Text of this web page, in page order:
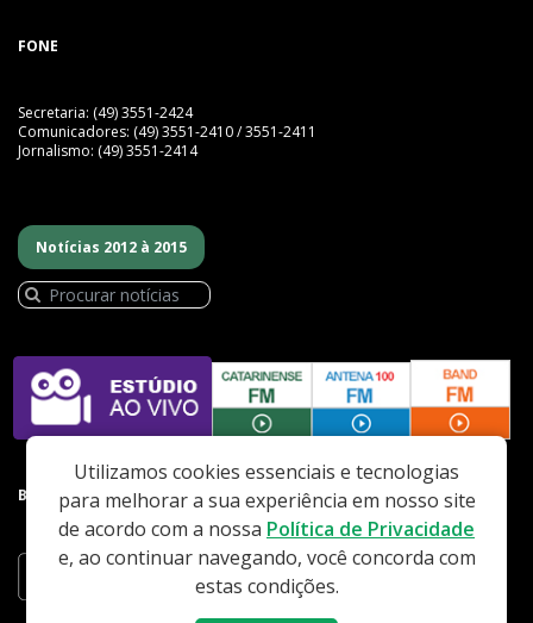
FONE
Secretaria: (49) 3551-2424
Comunicadores: (49) 3551-2410 / 3551-2411
Jornalismo: (49) 3551-2414
Notícias 2012 à 2015
BAIXE NOSSO APP
Utilizamos cookies essenciais e tecnologias
para melhorar a sua experiência em nosso site
de acordo com a nossa Política de Privacidade
e, ao continuar navegando, você concorda com
estas condições.